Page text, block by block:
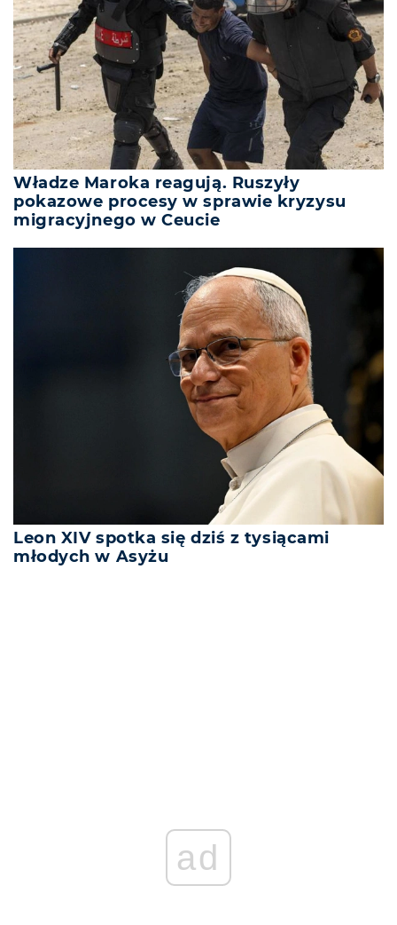
Władze Maroka reagują. Ruszyły
pokazowe procesy w sprawie kryzysu
migracyjnego w Ceucie
Leon XIV spotka się dziś z tysiącami
młodych w Asyżu